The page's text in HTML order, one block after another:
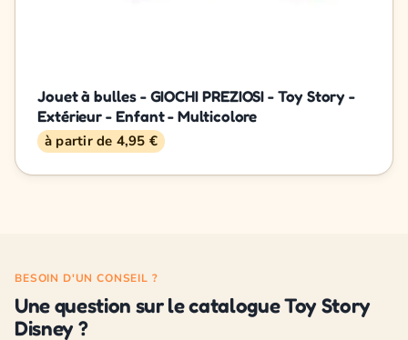
Jouet à bulles - GIOCHI PREZIOSI - Toy Story -
Extérieur - Enfant - Multicolore
à partir de 4,95 €
BESOIN D'UN CONSEIL ?
Une question sur le catalogue Toy Story
Disney ?